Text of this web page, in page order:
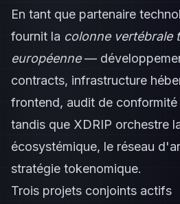
En tant que partenaire
fournit la colonne vertébrale
européenne—
contracts, infrastructure
frontend, audit de
tandis que XDRIP orchestre
écosystémique, le réseau
stratégie tokenomique.
Trois projets conjoints actifs